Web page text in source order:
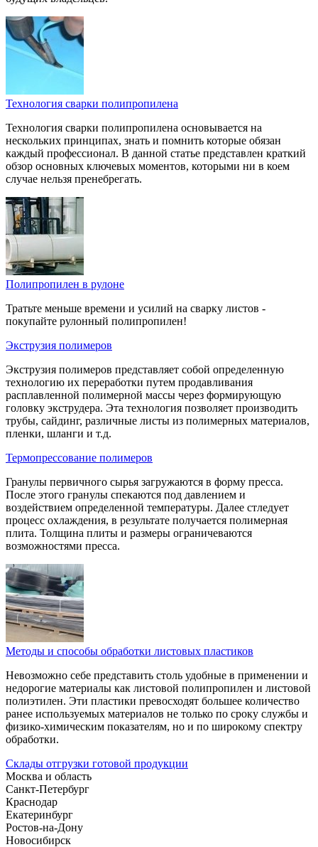
Технология сварки полипропилена
Технология сварки полипропилена основывается на
нескольких принципах, знать и помнить которые обязан
каждый профессионал. В данной статье представлен краткий
обзор основных ключевых моментов, которыми ни в коем
случае нельзя пренебрегать.
Полипропилен в рулоне
Тратьте меньше времени и усилий на сварку листов -
покупайте рулонный полипропилен!
Экструзия полимеров
Экструзия полимеров представляет собой определенную
технологию их переработки путем продавливания
расплавленной полимерной массы через формирующую
головку экструдера. Эта технология позволяет производить
трубы, сайдинг, различные листы из полимерных материалов,
пленки, шланги и т.д.
Термопрессование полимеров
Гранулы первичного сырья загружаются в форму пресса.
После этого гранулы спекаются под давлением и
воздействием определенной температуры. Далее стледует
процесс охлаждения, в результате получается полимерная
плита. Толщина плиты и размеры ограничеваются
возможностями пресса.
Методы и способы обработки листовых пластиков
Невозможно себе представить столь удобные в применении и
недорогие материалы как листовой полипропилен и листовой
полиэтилен. Эти пластики превосходят большее количество
ранее используемых материалов не только по сроку службы и
физико-химическим показателям, но и по широкому спектру
обработки.
Склады отгрузки готовой продукции
Москва и область
Санкт-Петербург
Краснодар
Екатеринбург
Ростов-на-Дону
Новосибирск